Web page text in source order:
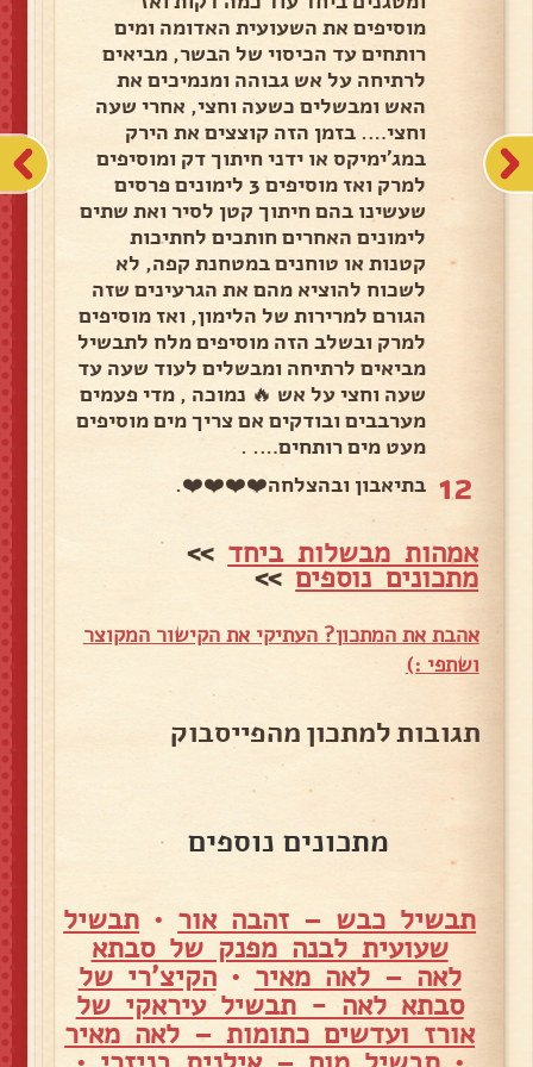
מוסיפים את השעועית האדומה ומים
רותחים עד הכיסוי של הבשר, מביאים
לרתיחה על אש גבוהה ומנמיכים את
האש ומבשלים כשעה וחצי, אחרי שעה
וחצי…. בזמן הזה קוצצים את הירק
במג'ימיקס או ידני חיתוך דק ומוסיפים
למרק ואז מוסיפים 3 לימונים פרסים
שעשינו בהם חיתוך קטן לסיר ואת שתים
לימונים האחרים חותכים לחתיכות
קטנות או טוחנים במטחנת קפה, לא
לשכוח להוציא מהם את הגרעינים שזה
הגורם למרירות של הלימון, ואז מוסיפים
למרק ובשלב הזה מוסיפים מלח לתבשיל
מביאים לרתיחה ומבשלים לעוד שעה עד
שעה וחצי על אש 🔥 נמוכה , מדי פעמים
מערבבים ובודקים אם צריך מים מוסיפים
מעט מים רותחים…. .
12 בתיאבון ובהצלחה❤️❤️❤️❤️.
אמהות מבשלות ביחד >>
מתכונים נוספים>>
אהבת את המתכון? העתיקי את הקישור המקוצר
ושתפי :)
תגובות למתכון מהפייסבוק
מתכונים נוספים
תבשיל כבש – זהבה אור • תבשיל
שעועית לבנה מפנק של סבתא
לאה – לאה מאיר •הקיצ'רי של
סבתא לאה - תבשיל עיראקי של
אורז ועדשים כתומות – לאה מאיר